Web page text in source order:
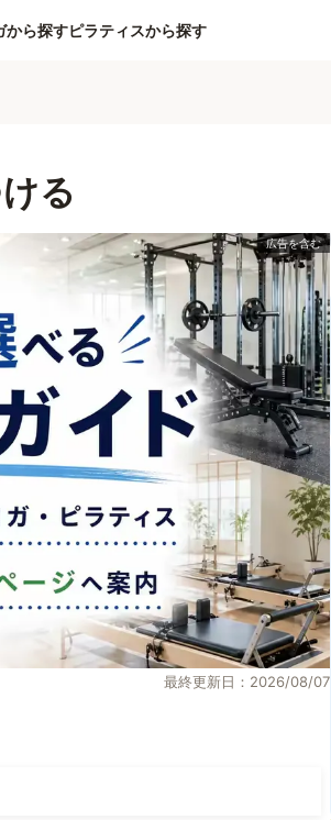
から探すピラティスから探す
る
最終更新日：2026/08/07